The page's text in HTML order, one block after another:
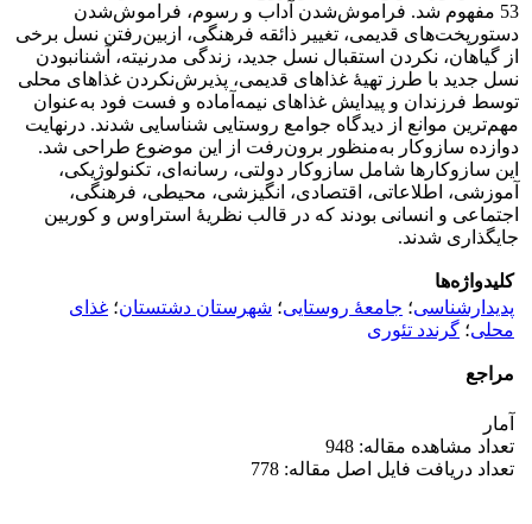
53 مفهوم شد. فراموش‌شدن آداب و رسوم، فراموش‌شدن
دستورپخت‌های قدیمی، تغییر ذائقه فرهنگی، ازبین‌رفتن نسل برخی
از گیاهان، ‌نکردن استقبال نسل جدید، زندگی مدرنیته، آشنانبودن
نسل جدید با طرز تهیۀ غذاهای قدیمی، پذیرش‌نکردن غذاهای محلی
توسط فرزندان و پیدایش غذاهای نیمه‌آماده و فست فود به‌عنوان
مهم‌ترین موانع از دیدگاه جوامع روستایی شناسایی شدند. درنهایت
دوازده سازوکار به‌منظور برون‌رفت از این موضوع طراحی شد.
این سازوکارها شامل سازوکار دولتی، رسانه‌ای، تکنولوژیکی،
آموزشی، اطلاعاتی، اقتصادی، انگیزشی، محیطی، فرهنگی،
اجتماعی و انسانی بودند که در قالب نظریۀ استراوس و کوربین
جایگذاری شدند.
کلیدواژه‌ها
پدیدارشناسی؛ جامعۀ روستایی؛ شهرستان دشتستان؛ غذای
محلی؛ گرندد تئوری
مراجع
آمار
تعداد مشاهده مقاله: 948
تعداد دریافت فایل اصل مقاله: 778